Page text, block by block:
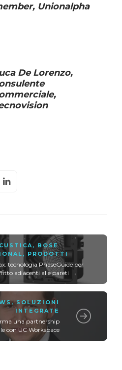
Unionalpha
De Lorenzo,
, BOSE
, PRODOTTI
tecnologia PhaseGuide per
adiacenti alle pareti
,SOLUZIONI
INTEGRATE
una partnership
con UC Workspace